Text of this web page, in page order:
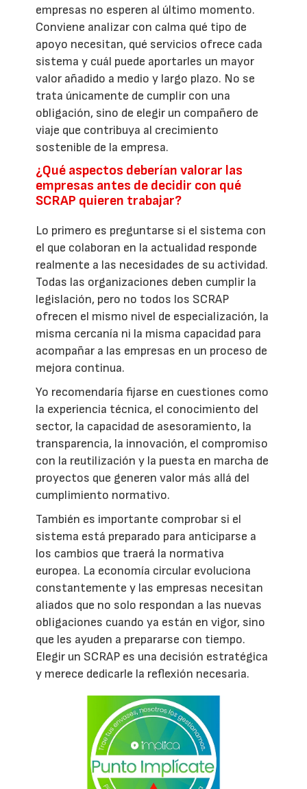
empresas no esperen al último momento.
Conviene analizar con calma qué tipo de
apoyo necesitan, qué servicios ofrece cada
sistema y cuál puede aportarles un mayor
valor añadido a medio y largo plazo. No se
trata únicamente de cumplir con una
obligación, sino de elegir un compañero de
viaje que contribuya al crecimiento
sostenible de la empresa.
¿Qué aspectos deberían valorar las
empresas antes de decidir con qué
SCRAP quieren trabajar?
Lo primero es preguntarse si el sistema con
el que colaboran en la actualidad responde
realmente a las necesidades de su actividad.
Todas las organizaciones deben cumplir la
legislación, pero no todos los SCRAP
ofrecen el mismo nivel de especialización, la
misma cercanía ni la misma capacidad para
acompañar a las empresas en un proceso de
mejora continua.
Yo recomendaría fijarse en cuestiones como
la experiencia técnica, el conocimiento del
sector, la capacidad de asesoramiento, la
transparencia, la innovación, el compromiso
con la reutilización y la puesta en marcha de
proyectos que generen valor más allá del
cumplimiento normativo.
También es importante comprobar si el
sistema está preparado para anticiparse a
los cambios que traerá la normativa
europea. La economía circular evoluciona
constantemente y las empresas necesitan
aliados que no solo respondan a las nuevas
obligaciones cuando ya están en vigor, sino
que les ayuden a prepararse con tiempo.
Elegir un SCRAP es una decisión estratégica
y merece dedicarle la reflexión necesaria.